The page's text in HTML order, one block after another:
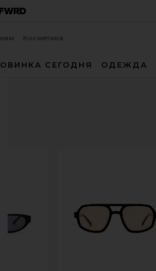
Косметика
СЕГОДНЯ ОДЕЖДА